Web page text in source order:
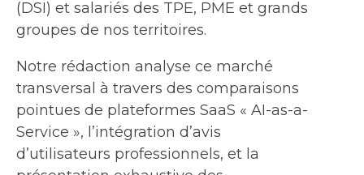
(DSI) et salariés des TPE, PME et grands
groupes de nos territoires.
Notre rédaction analyse ce marché
transversal à travers des comparaisons
pointues de plateformes SaaS « AI-as-a-
Service », l’intégration d’avis
d’utilisateurs professionnels, et la